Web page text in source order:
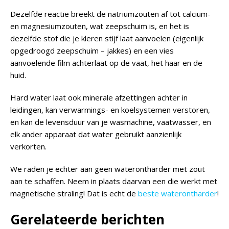
Dezelfde reactie breekt de natriumzouten af tot calcium-
en magnesiumzouten, wat zeepschuim is, en het is
dezelfde stof die je kleren stijf laat aanvoelen (eigenlijk
opgedroogd zeepschuim – jakkes) en een vies
aanvoelende film achterlaat op de vaat, het haar en de
huid.
Hard water laat ook minerale afzettingen achter in
leidingen, kan verwarmings- en koelsystemen verstoren,
en kan de levensduur van je wasmachine, vaatwasser, en
elk ander apparaat dat water gebruikt aanzienlijk
verkorten.
We raden je echter aan geen waterontharder met zout
aan te schaffen. Neem in plaats daarvan een die werkt met
magnetische straling! Dat is echt de beste waterontharder!
Gerelateerde berichten